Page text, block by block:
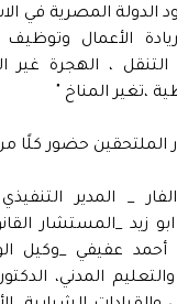
الدولة المصرية في
الأعمال
، الهجرة غير
،تغير المناخ "
حضور كلًا من
_ المدير
زيد _المستشار
أحمد عفيفي _وكيل
والتعليم المدني،